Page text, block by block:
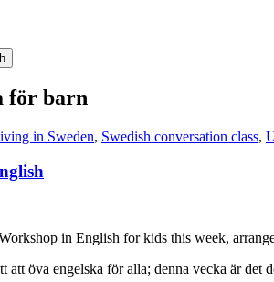
för barn
in Sweden, Swedish conversation class,
in English for kids this week,
att öva engelska för alla; denna vecka är